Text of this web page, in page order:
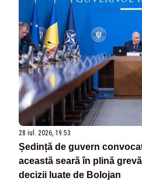
28 iul. 2026, 19:53
Ședință de guvern
această seară în plină
decizii luate de Bolojan